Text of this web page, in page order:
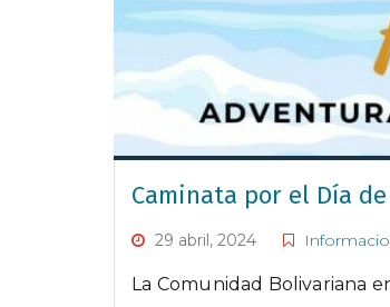
Caminata por el Día
29 abril, 2024
La Comunidad Bolivariana